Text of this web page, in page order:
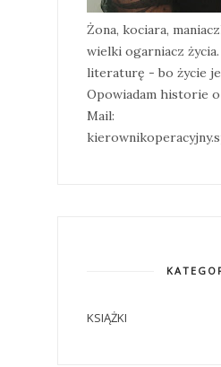
Żona, kociara,
wielki ogarniacz życia.
literaturę - bo życie
Opowiadam historie
Mail:
KSIĄŻKI